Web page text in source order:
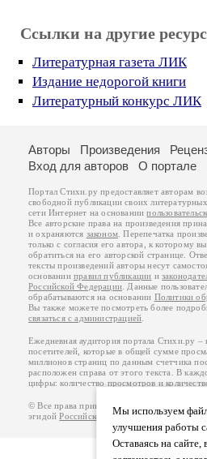
Ссылки на другие
Литературная газета ЛИК
Издание недорогой книги
Литературный конкурс ЛИК
Мы используем
улучшения работы
Оставаясь на сайте,
Авторы Произведения
Вход для авторов
О портале
Портал Стихи.ру предоставляет авторам
свободной публикации своих
сети Интернет на основании
Все авторские права на произведения
и охраняются законом . Перепечатка
только с согласия его автора, к которому
обратиться на его авторской странице.
тексты произведений авторы несут
основанииправил публикации и
Российской Федерации . Данные
обрабатываются на основании Политики
Вы также можете посмотреть более
связаться с администрацией
Ежедневная аудитория портала Стихи.ру –
посетителей, которые в общей сумме
миллионов страниц по данным счетчика
расположен справа от этого текста. В
цифры: количество просмотров и
© Все права принадлежат авторам, 2000-
эгидойРоссийского союза писателей.18+